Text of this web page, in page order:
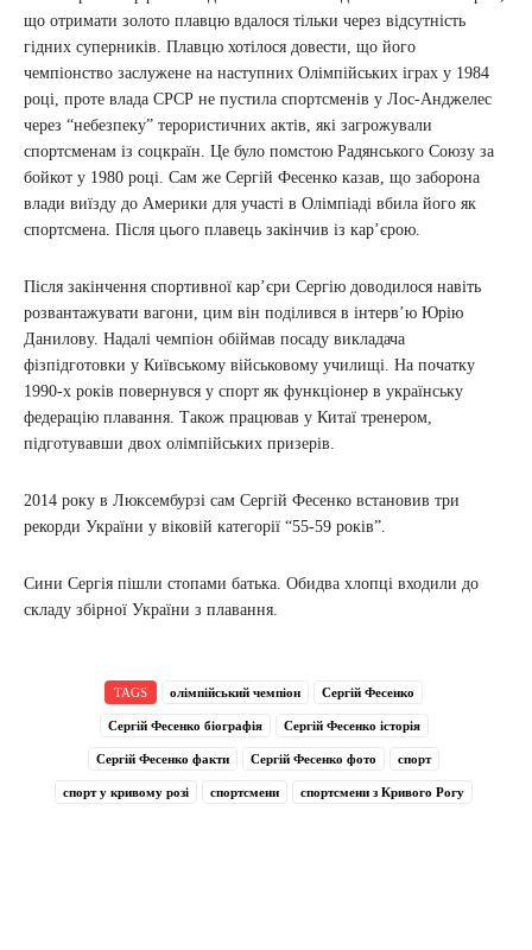
що отримати золото плавцю вдалося тільки через відсутність
гідних суперників. Плавцю хотілося довести, що його
чемпіонство заслужене на наступних Олімпійських іграх у 1984
році, проте влада СРСР не пустила спортсменів у Лос-Анджелес
через “небезпеку” терористичних актів, які загрожували
спортсменам із соцкраїн. Це було помстою Радянського Союзу за
бойкот у 1980 році. Сам же Сергій Фесенко казав, що заборона
влади виїзду до Америки для участі в Олімпіаді вбила його як
спортсмена. Після цього плавець закінчив із кар’єрою.
Після закінчення спортивної кар’єри Сергію доводилося навіть
розвантажувати вагони, цим він поділився в інтерв’ю Юрію
Данилову. Надалі чемпіон обіймав посаду викладача
фізпідготовки у Київському військовому училищі. На початку
1990-х років повернувся у спорт як функціонер в українську
федерацію плавання. Також працював у Китаї тренером,
підготувавши двох олімпійських призерів.
2014 року в Люксембурзі сам Сергій Фесенко встановив три
рекорди України у віковій категорії “55-59 років”.
Сини Сергія пішли стопами батька. Обидва хлопці входили до
складу збірної України з плавання.
TAGS олімпійський чемпіон Сергій Фесенко
Сергій Фесенко біографія Сергій Фесенко історія
Сергій Фесенко факти Сергій Фесенко фото спорт
спорт у кривому розі спортсмени спортсмени з Кривого Рогу